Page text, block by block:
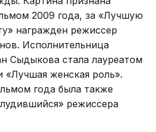
2009 года, за «Лучшую
награжден режиссер
Исполнительница
Сыдыкова стала лауреатом
женская роль».
года была также
режиссера